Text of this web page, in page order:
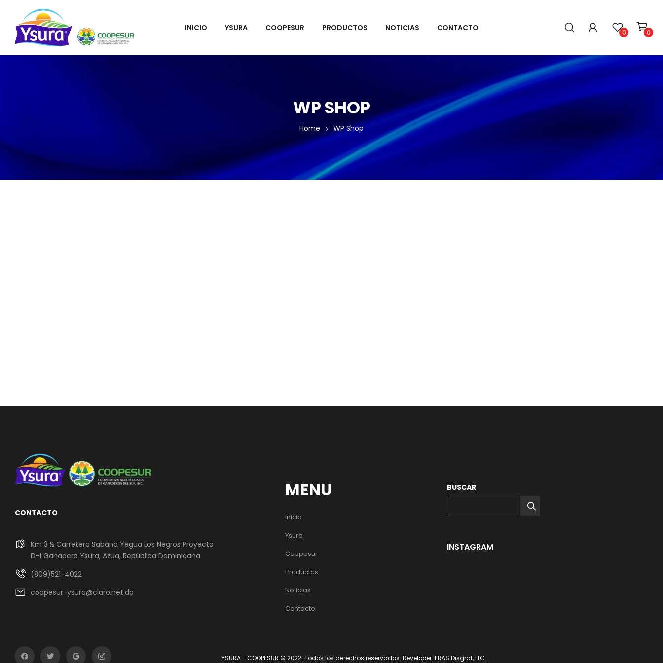
INICIO YSURA COOPESUR PRODUCTOS NOTICIAS CONTACTO 0 0
WP SHOP
Home WP Shop
CONTACTO
Km 3 ½ Carretera Sabana Yegua Los Negros Proyecto
D-1 Ganadero Ysura, Azua, República Dominicana.
(809)521-4022
coopesur-ysura@claro.net.do
MENU
Inicio
Ysura
Coopesur
Productos
Noticias
Contacto
BUSCAR
INSTAGRAM
YSURA - COOPESUR © 2022. Todos los derechos reservados. Developer: ERAS Disgraf, LLC.